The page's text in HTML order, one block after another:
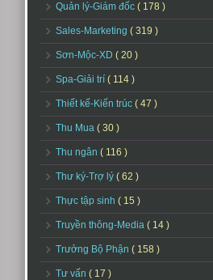
Quản lý-Giám đốc ( 178 )
Sales-Marketing ( 319 )
Sơn-Mộc-XD ( 20 )
Spa-Giải trí ( 114 )
Thiết kế-Kiến trúc ( 47 )
Thu Mua ( 30 )
Thu ngân ( 116 )
Thư ký-Trợ lý ( 62 )
Thực tập sinh ( 15 )
Truyền thông-Media ( 14 )
Trưởng Bộ Phận ( 158 )
Tư vấn ( 17 )